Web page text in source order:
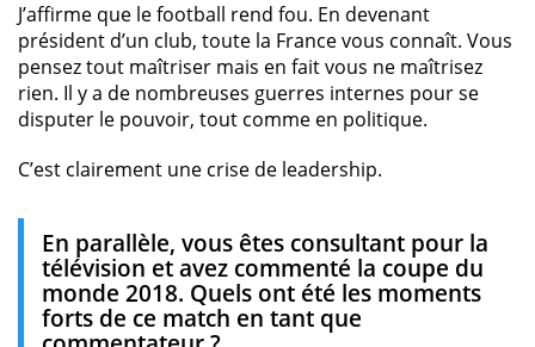
J’affirme que le football rend fou. En devenant
président d’un club, toute la France vous connaît. Vous
pensez tout maîtriser mais en fait vous ne maîtrisez
rien. Il y a de nombreuses guerres internes pour se
disputer le pouvoir, tout comme en politique.
C’est clairement une crise de leadership.
En parallèle, vous êtes consultant pour la
télévision et avez commenté la coupe du
monde 2018. Quels ont été les moments
forts de ce match en tant que